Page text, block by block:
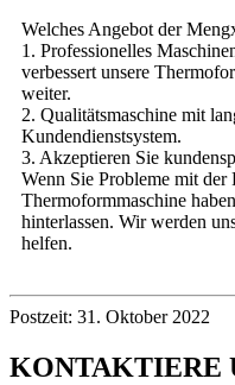
Welches Angebot der
1. Professionelles
verbessert unsere
weiter.
2. Qualitätsmaschine mit
Kundendienstsystem.
3. Akzeptieren Sie
Wenn Sie Probleme mit
Thermoformmaschine
hinterlassen. Wir werden
helfen.
Postzeit: 31. Oktober 2022
KONTAKTIERE